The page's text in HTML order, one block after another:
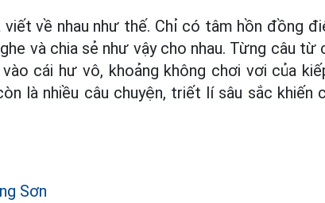
viết về nhau như thế. Chỉ có tâm hồn đồng
và chia sẻ như vậy cho nhau. Từng câu từ
cái hư vô, khoảng không chơi vơi của
là nhiều câu chuyện, triết lí sâu sắc khiến
Sơn